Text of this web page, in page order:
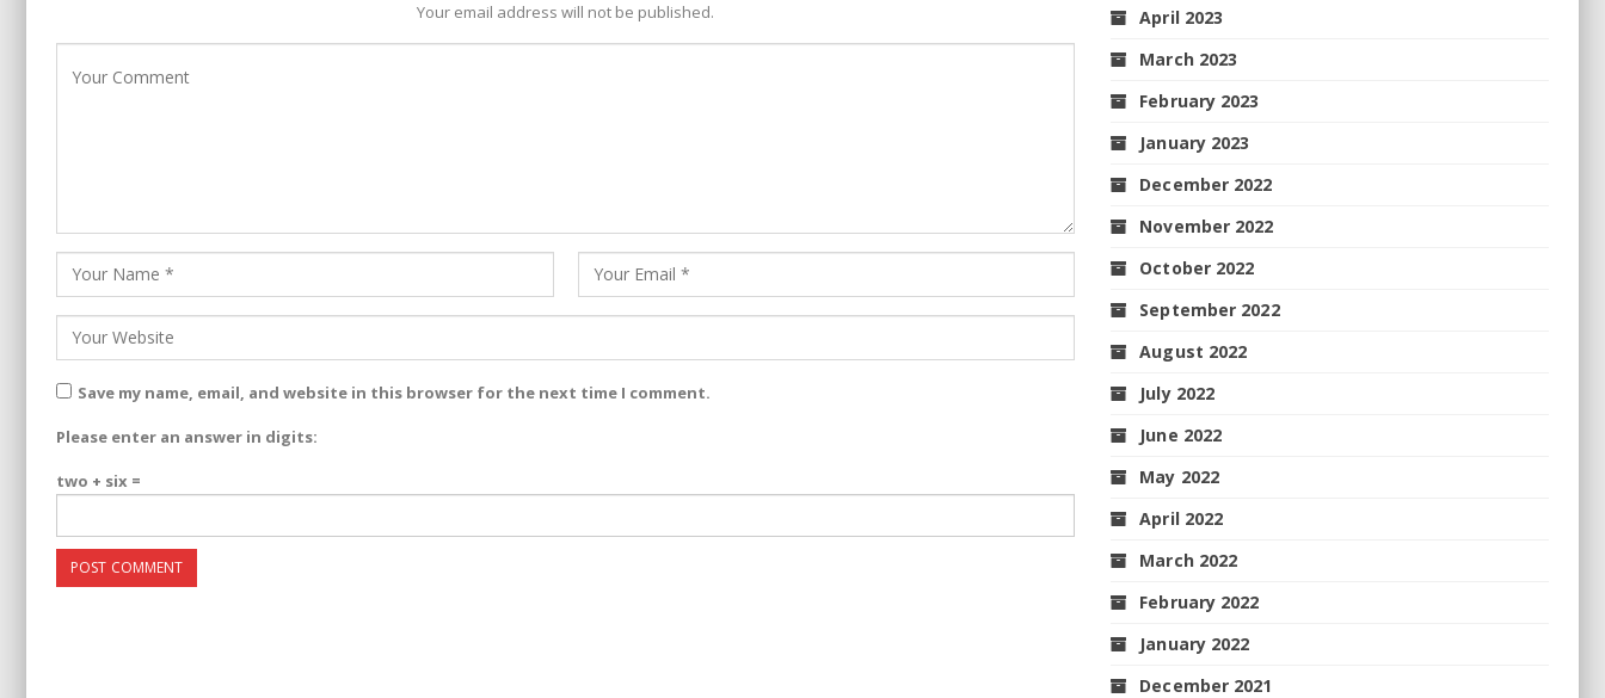
Your email address will not be published.
Save my name, email, and website in this browser for the next time I comment.
Please enter an answer in digits:
two + six =
April 2023
March 2023
February 2023
January 2023
December 2022
November 2022
October 2022
September 2022
August 2022
July 2022
June 2022
May 2022
April 2022
March 2022
February 2022
January 2022
December 2021